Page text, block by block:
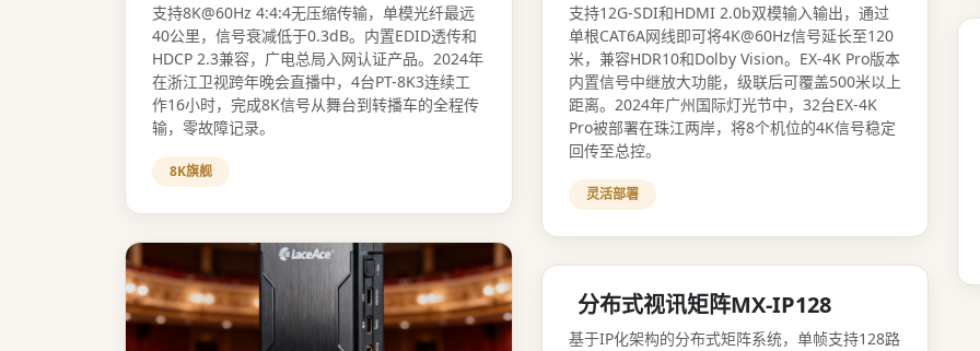
支持8K@60Hz 4:4:4无压缩传输，单模光纤最远
40公里，信号衰减低于0.3dB。内置EDID透传和
HDCP 2.3兼容，广电总局入网认证产品。2024年
在浙江卫视跨年晚会直播中，4台PT-8K3连续工
作16小时，完成8K信号从舞台到转播车的全程传
输，零故障记录。
8K旗舰
支持12G-SDI和HDMI 2.0b双模输入输出，通过
单根CAT6A网线即可将4K@60Hz信号延长至120
米，兼容HDR10和Dolby Vision。EX-4K Pro版本
内置信号中继放大功能，级联后可覆盖500米以上
距离。2024年广州国际灯光节中，32台EX-4K
Pro被部署在珠江两岸，将8个机位的4K信号稳定
回传至总控。
灵活部署
分布式视讯矩阵MX-IP128
基于IP化架构的分布式矩阵系统，单帧支持128路